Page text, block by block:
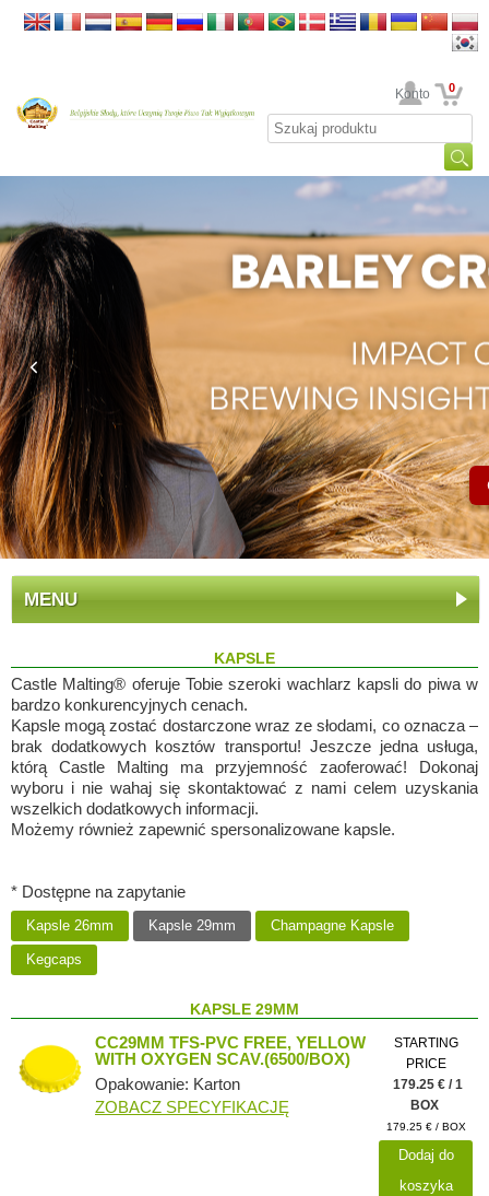
Twoje Konto 0
MENU
KAPSLE
Castle Malting® oferuje Tobie szeroki wachlarz kapsli do piwa w
bardzo konkurencyjnych cenach.
Kapsle mogą zostać dostarczone wraz ze słodami, co oznacza –
brak dodatkowych kosztów transportu! Jeszcze jedna usługa,
którą Castle Malting ma przyjemność zaoferować! Dokonaj
wyboru i nie wahaj się skontaktować z nami celem uzyskania
wszelkich dodatkowych informacji.
Możemy również zapewnić spersonalizowane kapsle.
* Dostępne na zapytanie
Kapsle 26mm Kapsle 29mm Champagne Kapsle
Kegcaps
KAPSLE 29MM
CC29MM TFS-PVC FREE, YELLOW
WITH OXYGEN SCAV.(6500/BOX)
Opakowanie: Karton
ZOBACZ SPECYFIKACJĘ
STARTING
PRICE
179.25 € / 1
BOX
179.25 € / BOX
Dodaj do
koszyka